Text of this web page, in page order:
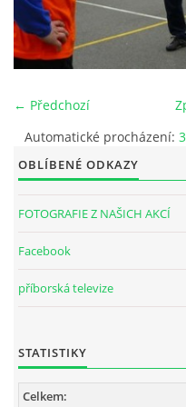
INTERNÍ SEKCE
← Předchozí
Automatické procházení: 3
OBLÍBENÉ ODKAZY
FOTOGRAFIE Z NAŠICH AKCÍ
Facebook
příborská televize
STATISTIKY
Celkem: